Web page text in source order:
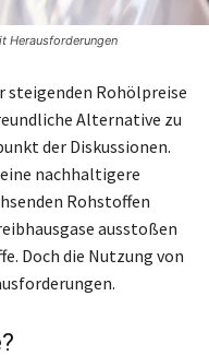
Herausforderungen
steigenden Rohölpreise
Alternative zu
der Diskussionen.
nachhaltigere
Rohstoffen
ausstoßen
Doch die Nutzung von